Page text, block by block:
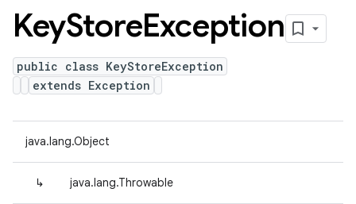
KeyStoreException
public class KeyStoreException
extends Exception
java.lang.Object
↳ java.lang.Throwable